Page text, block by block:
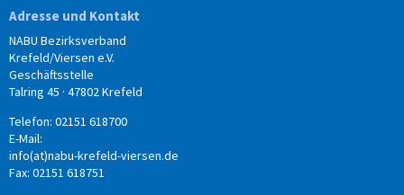
Adresse und Kontakt
NABU Bezirksverband
Krefeld/Viersen e.V.
Geschäftsstelle
Talring 45 · 47802 Krefeld
Telefon: 02151 618700
E-Mail:
info(at)nabu-krefeld-viersen.de
Fax: 02151 618751